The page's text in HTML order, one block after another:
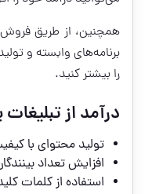
همچنین، از طریق
را بیشتر کنید.
درآمد از
تولید محتوای با
افزایش تعداد
استفاده از کلمات